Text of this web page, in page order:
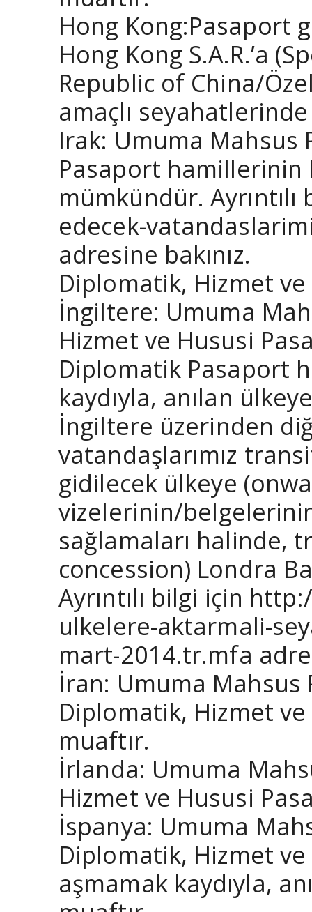
Hong Kong:Pasaport
Hong Kong S.A.R.’a
Republic of China/
amaçlı
Irak: Umuma
Pasaport hamillerinin
mümkündür.
edecek-
adresine bakınız.
Diplomatik, Hizmet
İngiltere: Umuma
Hizmet ve Hususi
Diplomatik Pasaport
kaydıyla, anılan
İngiltere üzerinden
vatandaşlarımız
gidilecek ülkeye
vizelerinin/belgelerinin
sağlamaları halinde,
concession) Londra
Ayrıntılı bilgi için
ulkelere-aktarmali-
mart-2014.tr.mfa
İran: Umuma
Diplomatik, Hizmet
muaftır.
İrlanda: Umuma
Hizmet ve Hususi
İspanya: Umuma
Diplomatik, Hizmet
aşmamak kaydıyla,